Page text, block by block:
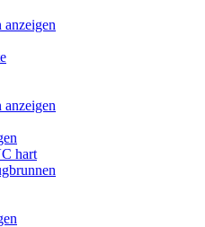
anzeigen
anzeigen
hart